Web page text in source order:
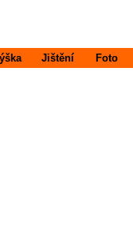
Jištění
Foto